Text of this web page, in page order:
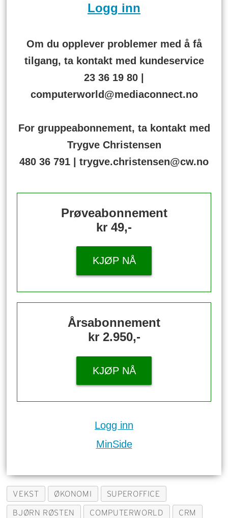
Logg inn
Om du opplever problemer med å få
tilgang, ta kontakt med kundeservice
23 36 19 80 |
computerworld@mediaconnect.no
For gruppeabonnement, ta kontakt med
Trygve Christensen
480 36 791 | trygve.christensen@cw.no
Prøveabonnement
kr 49,-
KJØP NÅ
Årsabonnement
kr 2.950,-
KJØP NÅ
Logg inn
MinSide
VEKST ØKONOMI SUPEROFFICE
BJØRN RØSTEN COMPUTERWORLD CRM